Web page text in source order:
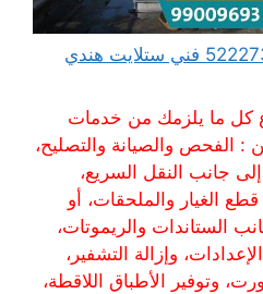
فني ستلايت المطلاع 52227330 فني ستلايت هندي
كل ما يلزمك من خدمات
: الفحص والصيانة والتصليح،
جانب النقل السريع،
الغيار والملحقات، أو
الستاندات والريموتات،
وإزالة التشفير،
وتوفير الأطباق اللاقطة،